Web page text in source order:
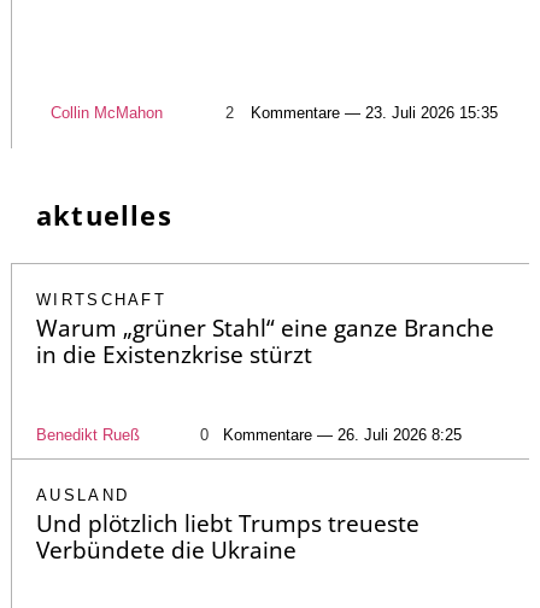
Collin McMahon 2 Kommentare — 23. Juli 2026 15:35
aktuelles
WIRTSCHAFT
Warum „grüner Stahl“ eine ganze Branche
in die Existenzkrise stürzt
Benedikt Rueß 0 Kommentare — 26. Juli 2026 8:25
AUSLAND
Und plötzlich liebt Trumps treueste
Verbündete die Ukraine